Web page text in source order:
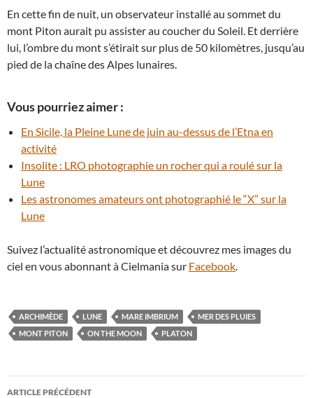
En cette fin de nuit, un observateur installé au sommet du
mont Piton aurait pu assister au coucher du Soleil. Et derrière
lui, l’ombre du mont s’étirait sur plus de 50 kilomètres, jusqu’au
pied de la chaîne des Alpes lunaires.
Vous pourriez aimer :
En Sicile, la Pleine Lune de juin au-dessus de l’Etna en
activité
Insolite : LRO photographie un rocher qui a roulé sur la
Lune
Les astronomes amateurs ont photographié le “X” sur la
Lune
Suivez l’actualité astronomique et découvrez mes images du
ciel en vous abonnant à Cielmania sur Facebook.
ARCHIMÈDE LUNE MARE IMBRIUM
MER DES PLUIES
MONT PITON
ON THE MOON PLATON
Navigation
ARTICLE PRÉCÉDENT